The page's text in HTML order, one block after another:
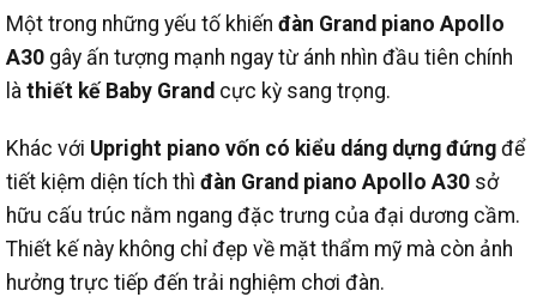
Một trong những yếu tố khiến đàn Grand piano Apollo
A30 gây ấn tượng mạnh ngay từ ánh nhìn đầu tiên chính
là thiết kế Baby Grand cực kỳ sang trọng.
Khác với Upright piano vốn có kiểu dáng dựng đứng để
tiết kiệm diện tích thì đàn Grand piano Apollo A30 sở
hữu cấu trúc nằm ngang đặc trưng của đại dương cầm.
Thiết kế này không chỉ đẹp về mặt thẩm mỹ mà còn ảnh
hưởng trực tiếp đến trải nghiệm chơi đàn.